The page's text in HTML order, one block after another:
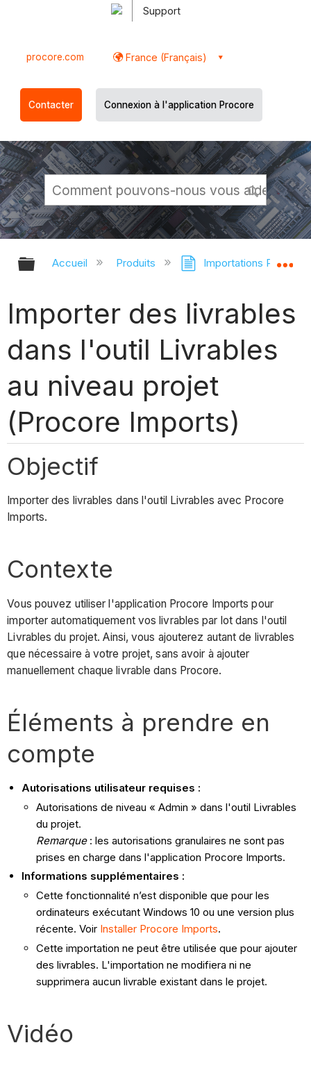
Support
procore.com France (Français)
Contacter Connexion à l'application Procore
Développer/réduire la hiérarchie
Accueil Produits Importations Procore
Importer des livrables
dans l'outil Livrables
au niveau projet
(Procore Imports)
Objectif
Importer des livrables dans l'outil Livrables avec Procore
Imports.
Contexte
Vous pouvez utiliser l'application Procore Imports pour
importer automatiquement vos livrables par lot dans l'outil
Livrables du projet. Ainsi, vous ajouterez autant de livrables
que nécessaire à votre projet, sans avoir à ajouter
manuellement chaque livrable dans Procore.
Éléments à prendre en
compte
Autorisations utilisateur requises :
Autorisations de niveau « Admin » dans l'outil Livrables
du projet.
Remarque: les autorisations granulaires ne sont pas
prises en charge dans l'application Procore Imports.
Informations supplémentaires :
Cette fonctionnalité n’est disponible que pour les
ordinateurs exécutant Windows 10 ou une version plus
récente. Voir Installer Procore Imports.
Cette importation ne peut être utilisée que pour ajouter
des livrables. L'importation ne modifiera ni ne
supprimera aucun livrable existant dans le projet.
Vidéo